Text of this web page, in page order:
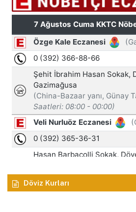
Döviz Kurları